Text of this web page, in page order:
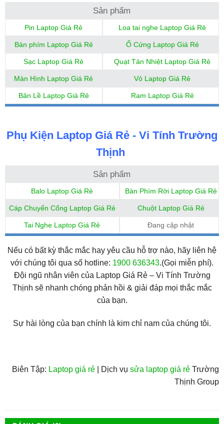
Sản phẩm
Pin Laptop Giá Rẻ Loa tai nghe Laptop Giá Rẻ
Bàn phím Laptop Giá Rẻ Ổ Cứng Laptop Giá Rẻ
Sạc Laptop Giá Rẻ Quạt Tản Nhiệt Laptop Giá Rẻ
Màn Hình Laptop Giá Rẻ Vỏ Laptop Giá Rẻ
Bản Lề Laptop Giá Rẻ Ram Laptop Giá Rẻ
Phụ Kiện Laptop Giá Rẻ - Vi Tính Trường
Thịnh
Sản phẩm
Balo Laptop Giá Rẻ Bàn Phím Rời Laptop Giá Rẻ
Cáp Chuyển Cổng Laptop Giá Rẻ Chuột Laptop Giá Rẻ
Tai Nghe Laptop Giá Rẻ Đang cập nhật
Nếu có bất kỳ thắc mắc hay yêu cầu hỗ trợ nào, hãy liên hệ
với chúng tôi qua số hotline: 1900 636343.(Gọi miễn phí).
Đội ngũ nhân viên của Laptop Giá Rẻ – Vi Tính Trường
Thịnh sẽ nhanh chóng phản hồi & giải đáp mọi thắc mắc
của bạn.
Sự hài lòng của bạn chính là kim chỉ nam của chúng tôi.
Biên Tập: Laptop giá rẻ | Dịch vụsửa laptop giá rẻ Trường
Thịnh Group